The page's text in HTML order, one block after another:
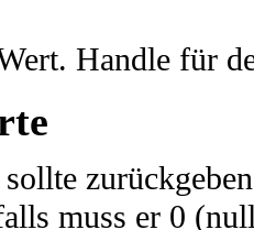
Handle für
muss er 0